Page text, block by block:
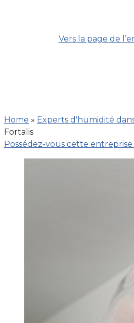
Vers la page de
Home » Experts d'humidité
Fortalis
Possédez-vous cette entreprise